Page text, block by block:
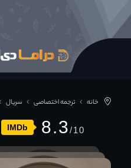
خانه ترجمه اختصاصی سریال
IMDb 8.3